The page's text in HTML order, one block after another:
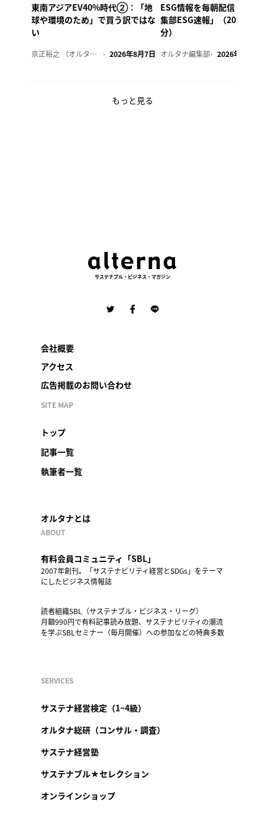
東南アジアEV40%時代②：「地
球や環境のため」で買う訳ではな
い
京正裕之 （オルタナ副編集長） 2026年8月7日
ESG情報を毎朝配信「オル
集部ESG速報」（2026年8
分）
オルタナ編集部 2026年8月7日
もっと見る
サステナブル・ビジネス・マガジン
会社概要
アクセス
広告掲載のお問い合わせ
SITE MAP
トップ
記事一覧
執筆者一覧
オルタナとは
ABOUT
有料会員コミュニティ「SBL」
2007年創刊。「サステナビリティ経営とSDGs」をテーマ
にしたビジネス情報誌
読者組織SBL（サステナブル・ビジネス・リーグ）
月額990円で有料記事読み放題、サステナビリティの潮流
を学ぶSBLセミナー（毎月開催）への参加などの特典多数
SERVICES
サステナ経営検定（1~4級）
オルタナ総研（コンサル・調査）
サステナ経営塾
サステナブル★セレクション
オンラインショップ